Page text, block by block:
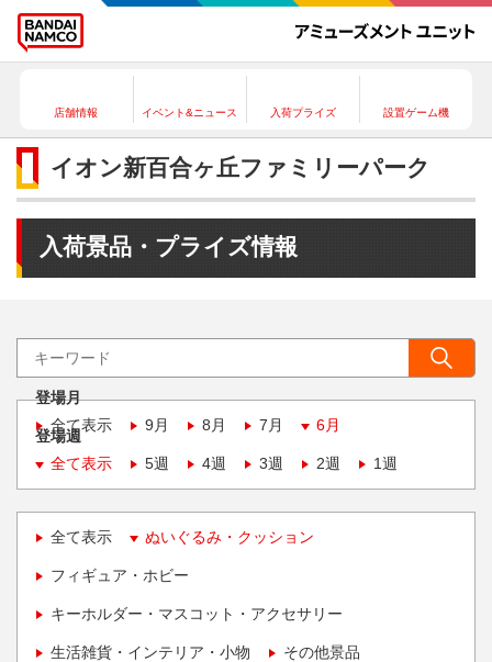
店舗情報 イベント&ニュース 入荷プライズ 設置ゲーム機
イオン新百合ヶ丘ファミリーパーク
入荷景品・プライズ情報
登場月
全て表示
9月 8月 7月 6月
登場週
全て表示
5週 4週 3週 2週 1週
全て表示 ぬいぐるみ・クッション
フィギュア・ホビー
キーホルダー・マスコット・アクセサリー
生活雑貨・インテリア・小物 その他景品